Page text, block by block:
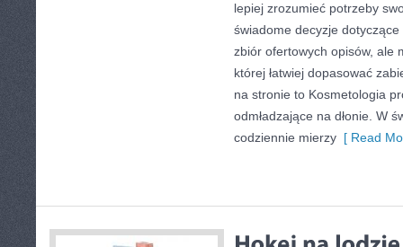
lepiej zrozumieć potrzeby
świadome decyzje
zbiór ofertowych opisów, ale
której łatwiej dopasować
na stronie to Kosmetologia
odmładzające na dłonie. W
codziennie mierzy [ Read